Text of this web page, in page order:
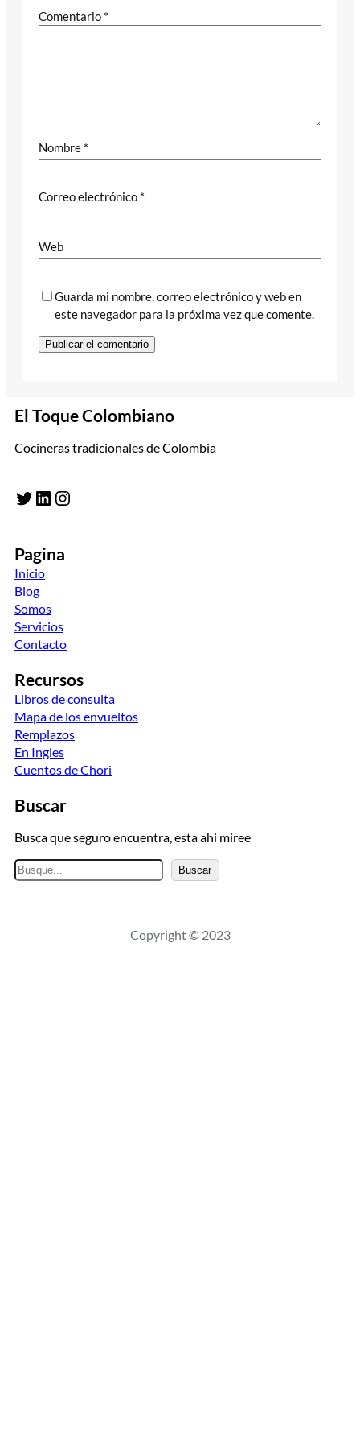
Comentario *
Nombre *
Correo electrónico *
Web
Guarda mi nombre, correo electrónico y web en
este navegador para la próxima vez que comente.
El Toque Colombiano
Cocineras tradicionales de Colombia
Twitter LinkedIn Instagram
Pagina
Inicio
Blog
Somos
Servicios
Contacto
Recursos
Libros de consulta
Mapa de los envueltos
Remplazos
En Ingles
Cuentos de Chori
Buscar
Busca que seguro encuentra, esta ahi miree
B
u
a
Buscar
Copyright © 2023